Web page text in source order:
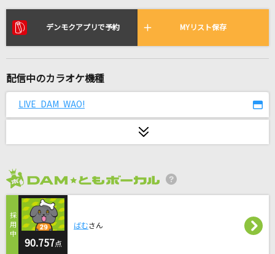
プシ
未来のヒーローたちへ
白日
何様 feat. ぼくのりりっくのぼうよみ
SKY-HI
ココロオドル
nobodyknows+(nobodyknows)
デンモクアプリで予約 MYリスト保存
配信中のカラオケ機種
LIVE DAM WAO!
90.757点
ばむさん